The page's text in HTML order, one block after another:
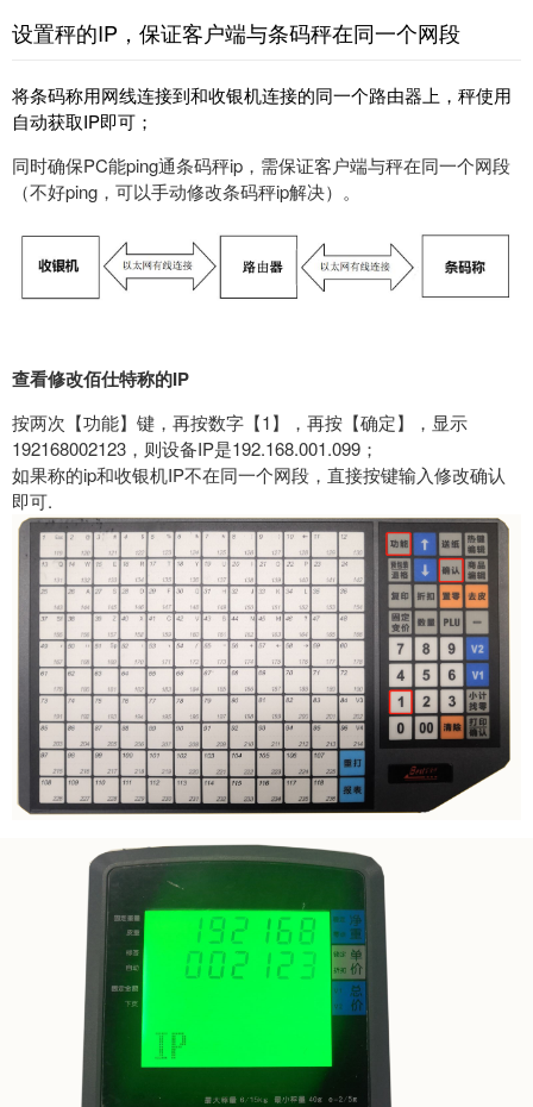
设置秤的IP，保证客户端与条码秤在同一个网段
将条码称用网线连接到和收银机连接的同一个路由器上，秤使用
自动获取IP即可；
同时确保PC能ping通条码秤ip，需保证客户端与秤在同一个网段
（不好ping，可以手动修改条码秤ip解决）。
查看修改佰仕特称的IP
按两次【功能】键，再按数字【1】，再按【确定】，显示
192168002123，则设备IP是192.168.001.099；
如果称的ip和收银机IP不在同一个网段，直接按键输入修改确认
即可.